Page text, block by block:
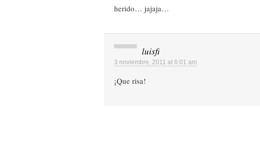
herido… jajaja…
luisfi
3 noviembre, 2011 at 6:01 am
¡Que risa!